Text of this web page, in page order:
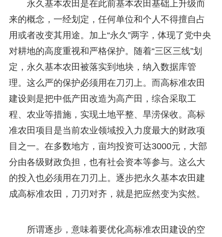
永久基本农田是在此前基本农田基础上升级而
来的概念，一经划定，任何单位和个人不得擅自占
用或者改变其用途。加上“永久”两字，体现了党中央
对耕地的高度重视和严格保护。随着“三区三线”划
定，永久基本农田被落实到地块，纳入数据库管
理。这么严的保护必须用在刀刃上。而高标准农田
建设则是把中低产田改造为高产田，综合采取工
程、农业等措施，实现土地平整、旱涝保收。高标
准农田项目是当前农业领域投入力度最大的财政项
目之一。在多数地方，亩均投资可达3000元，大部
分由各级财政负担，也有社会资本等参与。这么大
的投入也必须用在刀刃上。逐步把永久基本农田建
成高标准农田，刀刃对齐，就是把应然变为实然。
所谓逐步，意味着要优化高标准农田建设的空